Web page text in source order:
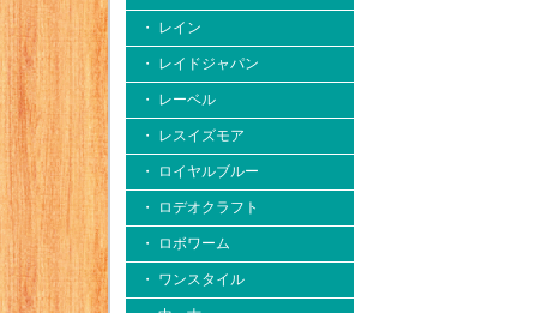
・ レイン
・ レイドジャパン
・ レーベル
・ レスイズモア
・ ロイヤルブルー
・ ロデオクラフト
・ ロボワーム
・ ワンスタイル